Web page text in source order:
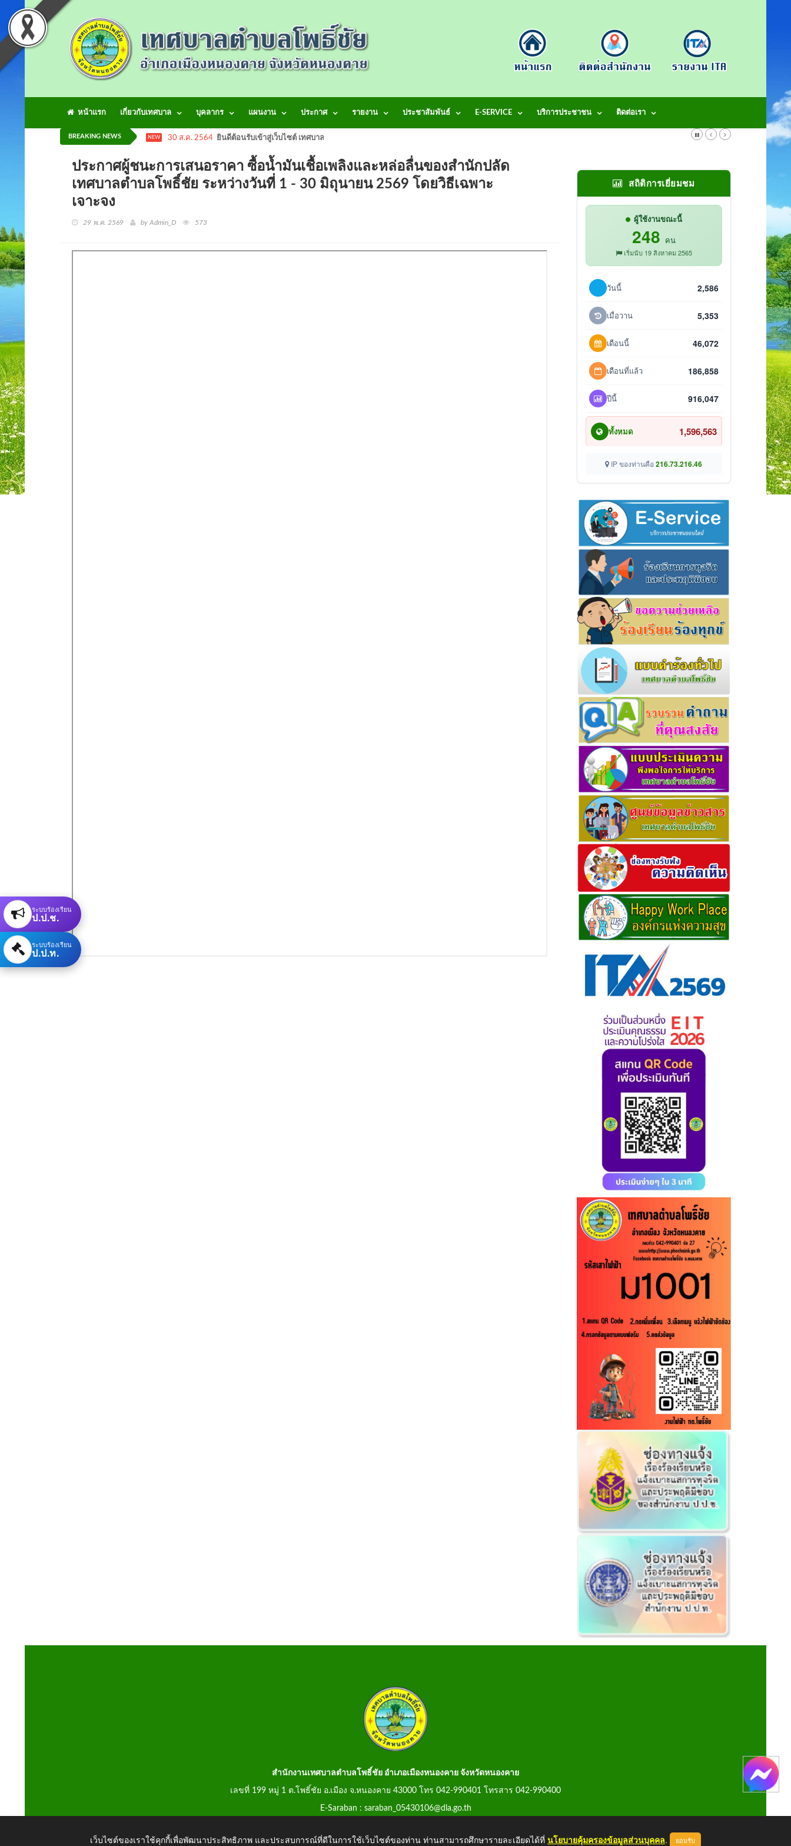
หน้าแรก เกี่ยวกับเทศบาล บุคลากร แผนงาน ประกาศ รายงาน ประชาสัมพันธ์ E-SERVICE บริการประชาชน ติดต่อเรา
BREAKING NEWS NEW 30 ส.ค. 2564 ยินดีต้อนรับเข้าสู่เว็บไซต์ เทศบาลตำบลโพธิ์ชัย
ประกาศผู้ชนะการเสนอราคา ซื้อน้ำมันเชื้อเพลิงและหล่อลื่นของสำนักปลัด
เทศบาลตำบลโพธิ์ชัย ระหว่างวันที่ 1 - 30 มิถุนายน 2569 โดยวิธีเฉพาะ
เจาะจง
29 พ.ค. 2569 by Admin_D 573
สถิติการเยี่ยมชม
ผู้ใช้งานขณะนี้
248 คน
เริ่มนับ 19 สิงหาคม 2565
วันนี้ 2,586
เมื่อวาน 5,353
เดือนนี้ 46,072
เดือนที่แล้ว 186,858
ปีนี้ 916,047
ทั้งหมด 1,596,563
IP ของท่านคือ216.73.216.46
สำนักงานเทศบาลตำบลโพธิ์ชัย อำเภอเมืองหนองคาย จังหวัดหนองคาย
เลขที่ 199 หมู่ 1 ต.โพธิ์ชัย อ.เมือง จ.หนองคาย 43000 โทร 042-990401 โทรสาร 042-990400
E-Saraban : saraban_05430106@dla.go.th
ระบบร้องเรียน
ป.ป.ช.
ระบบร้องเรียน
ป.ป.ท.
เว็บไซต์ของเราใช้คุกกี้เพื่อพัฒนาประสิทธิภาพ และประสบการณ์ที่ดีในการใช้เว็บไซต์ของท่าน ท่านสามารถศึกษารายละเอียดได้ที่ นโยบายคุ้มครองข้อมูลส่วนบุคคล. ยอมรับ